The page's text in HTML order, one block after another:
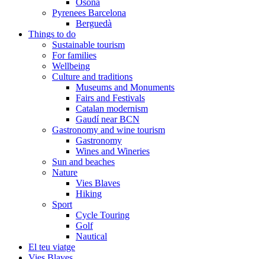
Osona
Pyrenees Barcelona
Berguedà
Things to do
Sustainable tourism
For families
Wellbeing
Culture and traditions
Museums and Monuments
Fairs and Festivals
Catalan modernism
Gaudí near BCN
Gastronomy and wine tourism
Gastronomy
Wines and Wineries
Sun and beaches
Nature
Vies Blaves
Hiking
Sport
Cycle Touring
Golf
Nautical
El teu viatge